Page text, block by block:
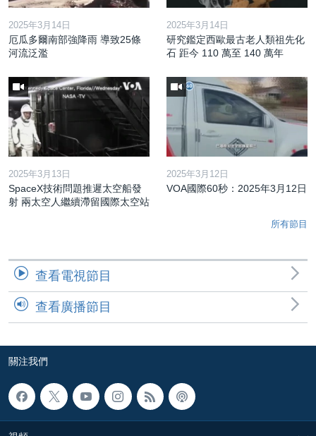
2025年3月14日
厄瓜多爾南部強降雨 導致25條
河流泛濫
2025年3月14日
研究鑑定西歐最古老人類祖先化
石 距今 110 萬至 140 萬年
2025年3月13日
SpaceX技術問題推遲太空船發
射 兩太空人繼續滯留國際太空站
2025年3月12日
VOA國際60秒：2025年3月12日
所有節目
查看電視節目
查看廣播節目
關注我們